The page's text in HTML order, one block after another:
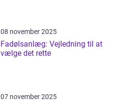
08 november 2025
Fadølsanlæg: Vejledning til at
vælge det rette
07 november 2025